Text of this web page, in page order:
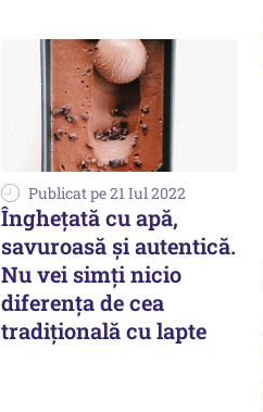
Publicat pe 21 Iul 2022
Înghețată cu apă,
savuroasă și autentică.
Nu vei simți nicio
diferența de cea
tradițională cu lapte